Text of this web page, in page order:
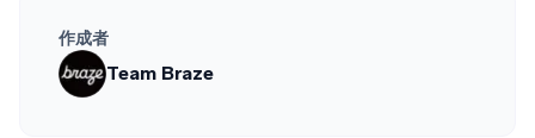
作成者
Team Braze